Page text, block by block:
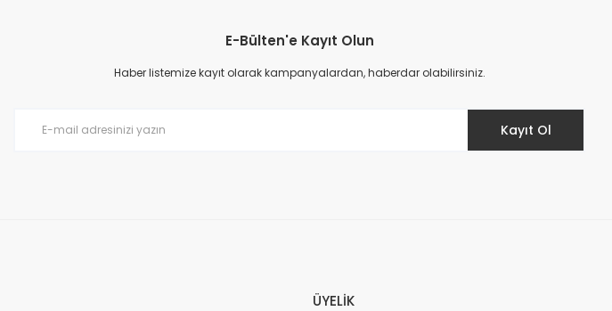
Ürün resmi kalitesiz, bozuk veya görüntülenemiyor.
Ürün açıklamasında eksik bilgiler bulunuyor.
E-Bülten'e Kayıt Olun
Haber listemize kayıt olarak kampanyalardan, haberdar olabilirsiniz.
Kayıt Ol
ÜYELİK